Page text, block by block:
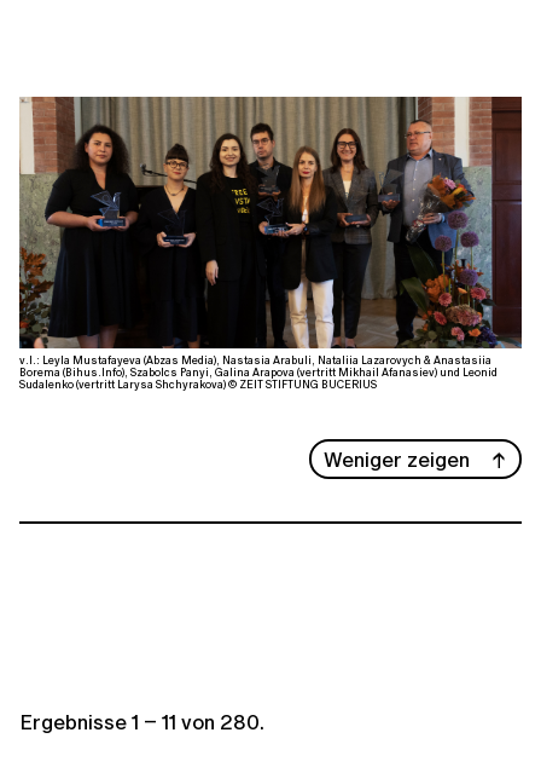
v.l.: Leyla Mustafayeva (Abzas Media), Nastasia Arabuli, Nataliia Lazarovych & Anastasiia
Borema (Bihus.Info), Szabolcs Panyi, Galina Arapova (vertritt Mikhail Afanasiev) und Leonid
Sudalenko (vertritt Larysa Shchyrakova) © ZEIT STIFTUNG BUCERIUS
Weniger zeigen
Ergebnisse1 – 11 von 280.